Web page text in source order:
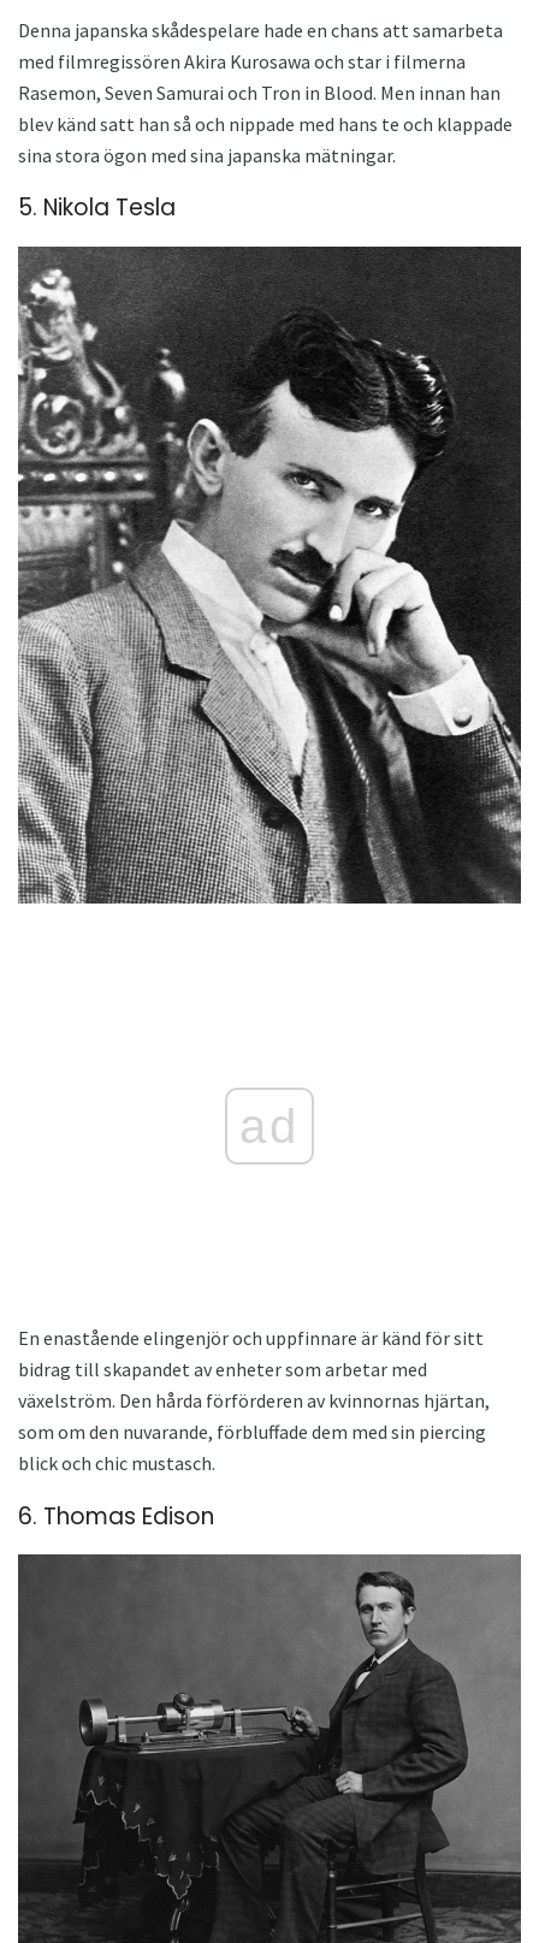
Denna japanska skådespelare hade en chans att samarbeta
med filmregissören Akira Kurosawa och star i filmerna
Rasemon, Seven Samurai och Tron in Blood. Men innan han
blev känd satt han så och nippade med hans te och klappade
sina stora ögon med sina japanska mätningar.
5. Nikola Tesla
ad
En enastående elingenjör och uppfinnare är känd för sitt
bidrag till skapandet av enheter som arbetar med
växelström. Den hårda förförderen av kvinnornas hjärtan,
som om den nuvarande, förbluffade dem med sin piercing
blick och chic mustasch.
6. Thomas Edison